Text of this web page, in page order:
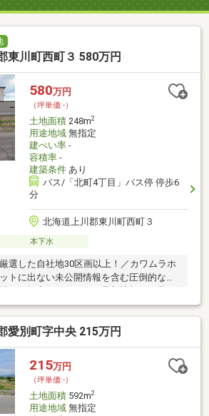
東川町西町３ 580万円
580万円
（坪単価:-）
土地面積248m2
用途地域無指定
建ぺい率-
容積率-
建築条件あり
バス/「北町4丁目」バス停 停歩6
分
北海道上川郡東川町西町３
本下水
選した自社地30区画以上！／カワムラホ
トに出ない未公開情報を含む圧倒的なラ
！東川小学校まで徒歩23分、東川中学校
ーまで徒歩4分建築条件なしでの販売も
のハウスメーカーで建築可能です（価格
ださい）※条件解除の際は、土地価格が
。
愛別町字中央 215万円
215万円
（坪単価:-）
土地面積592m2
用途地域無指定